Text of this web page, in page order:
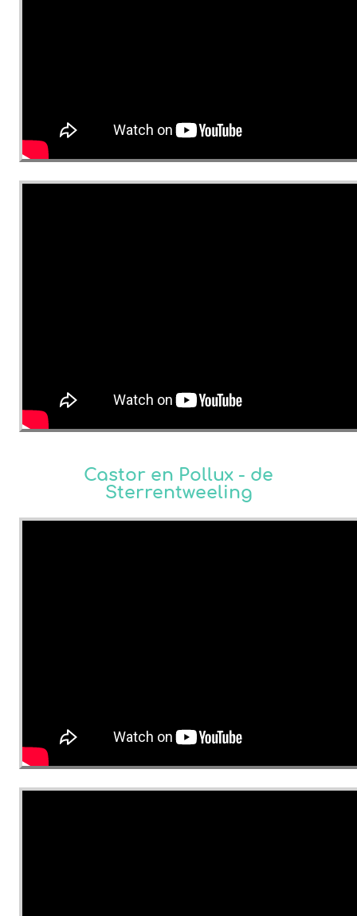
Castor en Pollux - de
Sterrentweeling